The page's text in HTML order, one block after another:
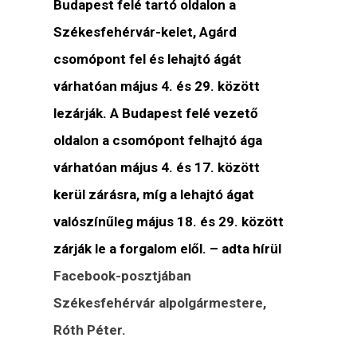
Budapest felé tartó oldalon a
Székesfehérvár-kelet, Agárd
csomópont fel és lehajtó ágát
várhatóan május 4. és 29. között
lezárják. A Budapest felé vezető
oldalon a csomópont felhajtó ága
várhatóan május 4. és 17. között
kerül zárásra, míg a lehajtó ágat
valószínűleg május 18. és 29. között
zárják le a forgalom elől. – adta hírül
Facebook-posztjában
Székesfehérvár alpolgármestere,
Róth Péter.